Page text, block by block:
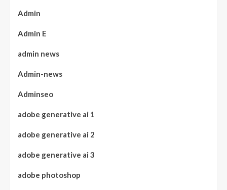
Admin
Admin E
admin news
Admin-news
Adminseo
adobe generative ai 1
adobe generative ai 2
adobe generative ai 3
adobe photoshop